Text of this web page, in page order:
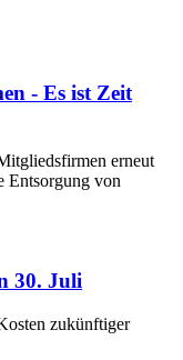
- Es ist Zeit
erneut
Entsorgung von
30. Juli
zukünftiger